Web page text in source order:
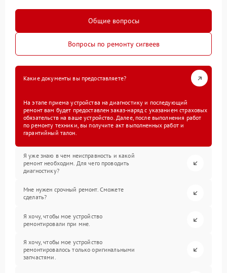
Общие вопросы
Вопросы по ремонту сигвеев
Какие документы вы предоставляете?
На этапе приема устройства на диагностику и последующий
ремонт вам будет предоставлен заказ-наряд с указанием страховых
обязательств на ваше устройство. Далее, после выполнения работ
по ремонту техники, вы получите акт выполненных работ и
гарантийный талон.
Я уже знаю в чем неисправность и какой
ремонт необходим. Для чего проводить
диагностику?
Мне нужен срочный ремонт. Сможете
сделать?
Я хочу, чтобы мое устройство
ремонтировали при мне.
Я хочу, чтобы мое устройство
ремонтировалось только оригинальными
запчастями.